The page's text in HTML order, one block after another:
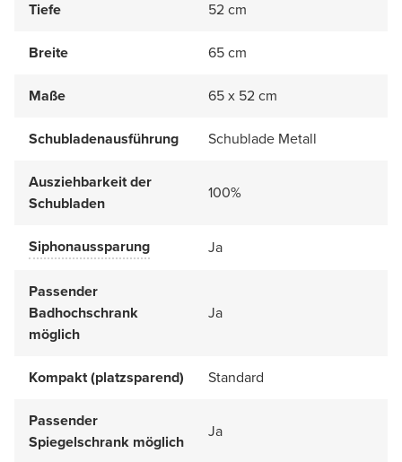
Tiefe 52 cm
Breite 65 cm
Maße 65 x 52 cm
Schubladenausführung Schublade Metall
Ausziehbarkeit der
Schubladen
100%
Siphonaussparung Ja
Passender
Badhochschrank
möglich
Ja
Kompakt (platzsparend) Standard
Passender
Spiegelschrank möglich
Ja